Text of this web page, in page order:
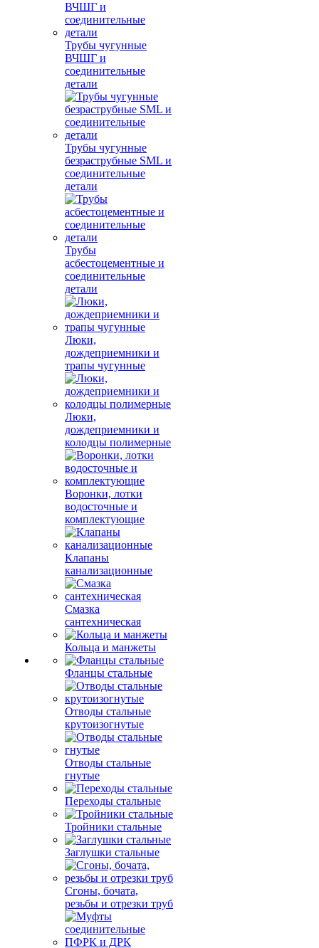
Трубы чугунные
ВЧШГ и
соединительные
детали
Трубы чугунные
безраструбные SML и
соединительные
детали
Трубы
асбестоцементные и
соединительные
детали
Люки,
дождеприемники и
трапы чугунные
Люки,
дождеприемники и
колодцы полимерные
Воронки, лотки
водосточные и
комплектующие
Клапаны
канализационные
Смазка
сантехническая
Кольца и манжеты
Фланцы стальные
Отводы стальные
крутоизогнутые
Отводы стальные
гнутые
Переходы стальные
Тройники стальные
Заглушки стальные
Сгоны, бочата,
резьбы и отрезки труб